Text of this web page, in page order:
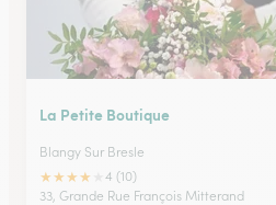
La Petite Boutique
Blangy Sur Bresle
★★★★
4 (10)
33, Grande Rue François Mitterand